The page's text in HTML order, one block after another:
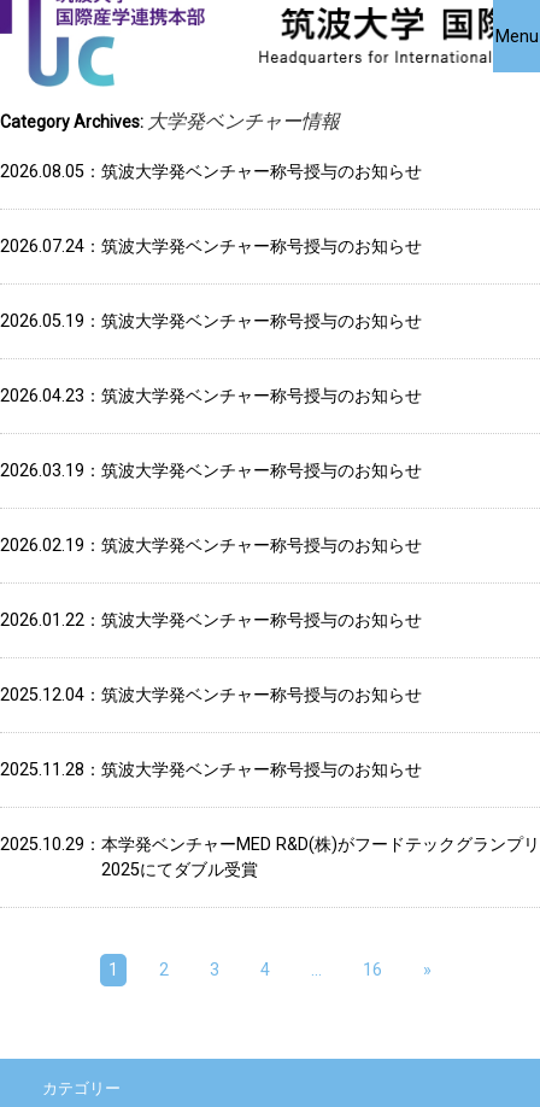
Menu
Close
国際産学連携
本部について
国際産学連携
本部公募事業
共同研究受
究・知的財
アクセス お問い合わせ
Category Archives: 大学発ベンチャー情報
2026.08.05 筑波大学発ベンチャー称号授与のお知らせ
2026.07.24 筑波大学発ベンチャー称号授与のお知らせ
2026.05.19 筑波大学発ベンチャー称号授与のお知らせ
2026.04.23 筑波大学発ベンチャー称号授与のお知らせ
2026.03.19 筑波大学発ベンチャー称号授与のお知らせ
2026.02.19 筑波大学発ベンチャー称号授与のお知らせ
2026.01.22 筑波大学発ベンチャー称号授与のお知らせ
2025.12.04 筑波大学発ベンチャー称号授与のお知らせ
2025.11.28 筑波大学発ベンチャー称号授与のお知らせ
2025.10.29
本学発ベンチャーMED R&D(株)がフードテックグランプリ
2025にてダブル受賞
1 2 3 4 … 16 »
カテゴリー